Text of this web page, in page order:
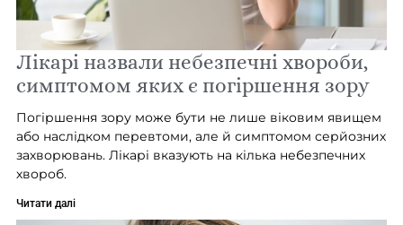
Лікарі назвали небезпечні хвороби,
симптомом яких є погіршення зору
Погіршення зору може бути не лише віковим явищем
або наслідком перевтоми, але й симптомом серйозних
захворювань. Лікарі вказують на кілька небезпечних
хвороб.
Читати далі